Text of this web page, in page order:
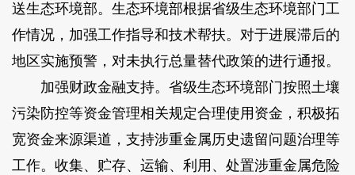
送生态环境部。生态环境部根据省级生态环境部门工
作情况，加强工作指导和技术帮扶。对于进展滞后的
地区实施预警，对未执行总量替代政策的进行通报。
加强财政金融支持。省级生态环境部门按照土壤
污染防控等资金管理相关规定合理使用资金，积极拓
宽资金来源渠道，支持涉重金属历史遗留问题治理等
工作。收集、贮存、运输、利用、处置涉重金属危险